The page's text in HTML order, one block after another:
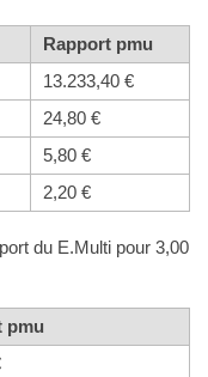
Rapport pmu
13.233,40 €
24,80 €
5,80 €
2,20 €
du E.Multi pour 3,00
pmu